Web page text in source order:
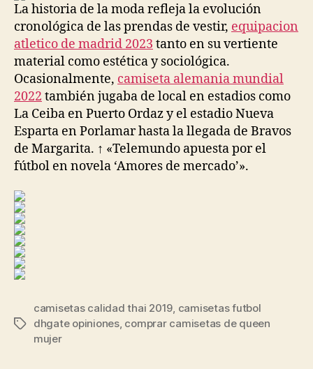
La historia de la moda refleja la evolución
cronológica de las prendas de vestir, equipacion
atletico de madrid 2023 tanto en su vertiente
material como estética y sociológica.
Ocasionalmente, camiseta alemania mundial
2022 también jugaba de local en estadios como
La Ceiba en Puerto Ordaz y el estadio Nueva
Esparta en Porlamar hasta la llegada de Bravos
de Margarita. ↑ «Telemundo apuesta por el
fútbol en novela ‘Amores de mercado’».
Etiquetas
camisetas calidad thai 2019, camisetas futbol
dhgate opiniones, comprar camisetas de queen
mujer